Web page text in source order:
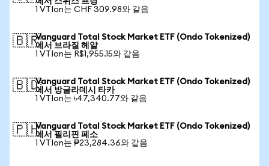
1 VTIon는 CHF 309.98와 같음
🇧🇷Vanguard Total Stock Market ETF (Ondo Tokenized)
에서 브라질 헤알
1 VTIon는 R$1,955.15와 같음
🇧🇩Vanguard Total Stock Market ETF (Ondo Tokenized)
에서 방글라데시 타카
1 VTIon는 ৳47,340.77와 같음
🇵🇭Vanguard Total Stock Market ETF (Ondo Tokenized)
에서 필리핀 페소
1 VTIon는 ₱23,284.36와 같음